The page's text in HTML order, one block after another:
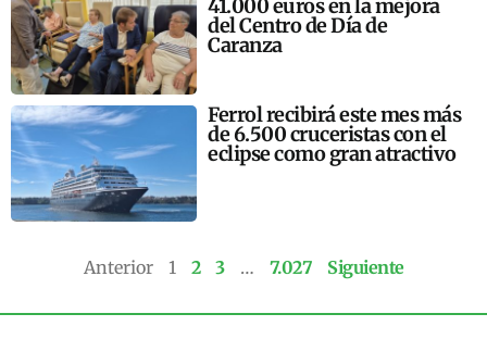
41.000 euros en la mejora
del Centro de Día de
Caranza
Ferrol recibirá este mes más
de 6.500 cruceristas con el
eclipse como gran atractivo
Anterior 1 2 3 … 7.027 Siguiente